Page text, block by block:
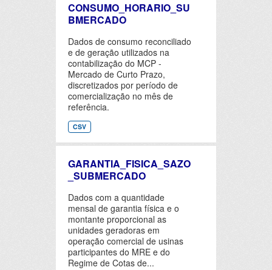
CONSUMO_HORARIO_SU
BMERCADO
Dados de consumo reconciliado
e de geração utilizados na
contabilização do MCP -
Mercado de Curto Prazo,
discretizados por período de
comercialização no mês de
referência.
CSV
GARANTIA_FISICA_SAZO
_SUBMERCADO
Dados com a quantidade
mensal de garantia física e o
montante proporcional as
unidades geradoras em
operação comercial de usinas
participantes do MRE e do
Regime de Cotas de...